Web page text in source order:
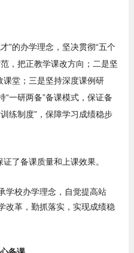
”的办学理念，坚决贯彻“五个
，把正教学课改方向；二是坚
课堂；三是坚持深度课例研
一研两备”备课模式，保证备
练制度”，保障学习成绩稳步
了备课质量和上课效果。
学校办学理念，自觉提高站
改革，勤抓落实，实现成绩稳